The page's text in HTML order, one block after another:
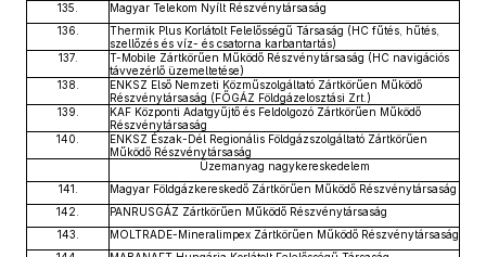
135.
Magyar Telekom Nyílt Részvénytársaság
136.
Thermik Plus Korlátolt Felelősségű Társaság (HC fűtés, hűtés,
szellőzés és víz- és csatorna karbantartás)
137.
T-Mobile Zártkörűen Működő Részvénytársaság (HC navigációs
távvezérlő üzemeltetése)
138.
ENKSZ Első Nemzeti Közműszolgáltató Zártkörűen Működő
Részvénytársaság (FŐGÁZ Földgázelosztási Zrt.)
139.
KAF Központi Adatgyűjtő és Feldolgozó Zártkörűen Működő
Részvénytársaság
140.
ENKSZ Észak-Dél Regionális Földgázszolgáltató Zártkörűen
Működő Részvénytársaság
Üzemanyag nagykereskedelem
141.
Magyar Földgázkereskedő Zártkörűen Működő Részvénytársaság
142.
PANRUSGÁZ Zártkörűen Működő Részvénytársaság
143.
MOLTRADE-Mineralimpex Zártkörűen Működő Részvénytársaság